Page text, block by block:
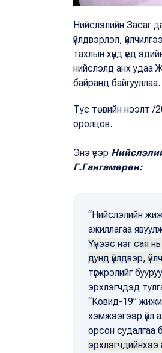
Нийслэлийн Засаг
үйлдвэрлэл,
тахлын хүнд үед
нийслэлд анх удаа
байранд байгууллаа.
Тус төвийн нээлт /
оролцов.
Энэ үеэр
Г.Гангамөрөн:
“Нийслэлийн
ажиллагаа
Үүнээс нэг сая
дунд үйлдвэр,
түгжрэлийг
эрхлэгчдэд
“Ковид-19”
хэмжээгээр үйл
орсон судалгаа